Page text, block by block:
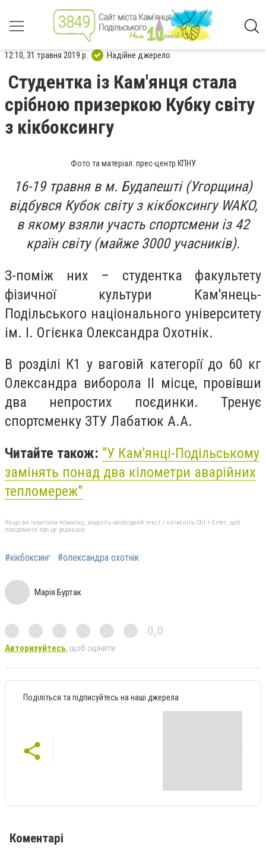
12:10, 31 травня 2019 р. Надійне джерело
Студентка із Кам'янця стала
срібною призеркою Кубку світу
з кікбоксингу
Фото та матеріал: прес-центр КПНУ
16-19 травня в м. Будапешті (Угорщина)
відбувся Кубок світу з кікбоксингу WAKO,
в якому взяли участь спортсмени із 42
країн світу (майже 3000 учасників).
З-поміж них – студентка факультету
фізичної культури Кам'янець-
Подільського національного університету
ім. І. Огієнка Олександра Охотнік.
В розділі К1 у ваговій категорії до 60 кг
Олександра виборола ІІ місце, провівши
два непростих поєдинки. Тренує
спортсменку ЗТУ Лабатюк А.А.
Читайте також: "У Кам'янці-Подільському
замінять понад два кілометри аварійних
тепломереж"
Якщо ви помітили помилку, виділіть необхідний текст і натисніть Ctrl + Enter, щоб
повідомити про це редакцію
#кікбоксинг #олександра охотнік
Марія Буртак
0,0
Авторизуйтесь, щоб оцінити
Поділіться та підписуйтесь на наші джерела
Коментарі